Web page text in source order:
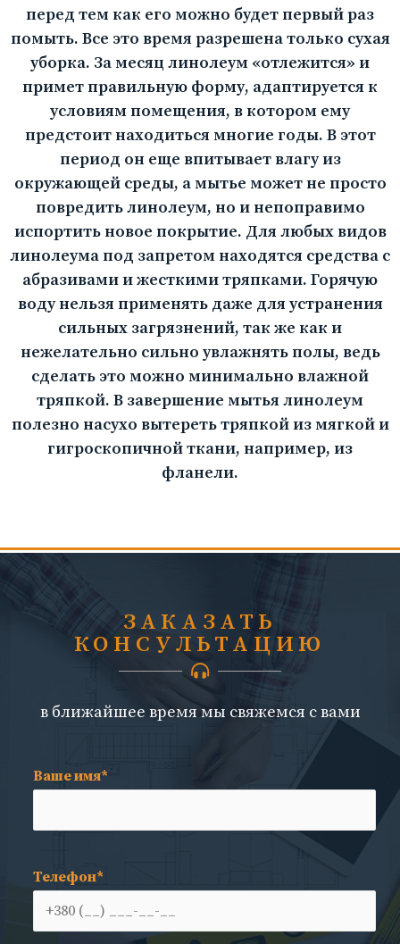
перед тем как его можно будет первый раз
помыть. Все это время разрешена только сухая
уборка. За месяц линолеум «отлежится» и
примет правильную форму, адаптируется к
условиям помещения, в котором ему
предстоит находиться многие годы. В этот
период он еще впитывает влагу из
окружающей среды, а мытье может не просто
повредить линолеум, но и непоправимо
испортить новое покрытие. Для любых видов
линолеума под запретом находятся средства с
абразивами и жесткими тряпками. Горячую
воду нельзя применять даже для устранения
сильных загрязнений, так же как и
нежелательно сильно увлажнять полы, ведь
сделать это можно минимально влажной
тряпкой. В завершение мытья линолеум
полезно насухо вытереть тряпкой из мягкой и
гигроскопичной ткани, например, из
фланели.
ЗАКАЗАТЬ
КОНСУЛЬТАЦИЮ
в ближайшее время мы свяжемся с вами
Ваше имя*
Телефон*